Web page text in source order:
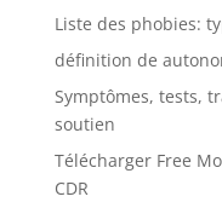
Liste des phobies:
définition de
Symptômes, tests,
soutien
Télécharger Free
CDR